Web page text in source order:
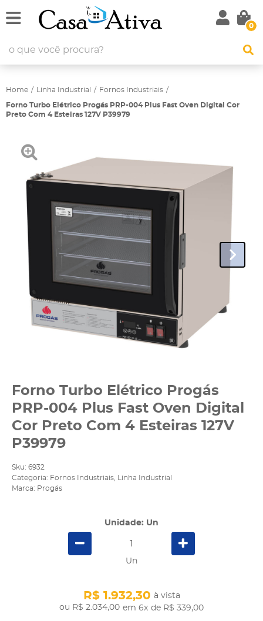
0
Home Linha Industrial Fornos Industriais
Forno Turbo Elétrico Progás PRP-004 Plus Fast Oven Digital Cor
Preto Com 4 Esteiras 127V P39979
Forno Turbo Elétrico Progás
PRP-004 Plus Fast Oven Digital
Cor Preto Com 4 Esteiras 127V
P39979
Sku: 6932
Categoria: Fornos Industriais
Linha Industrial
Marca: Progás
Unidade: Un
Un
R$ 2.034,00
R$ 1.932,30 à vista
em 6x de R$ 339,00